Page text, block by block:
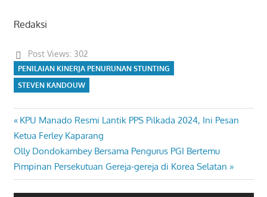
Redaksi
Post Views: 302
PENILAIAN KINERJA PENURUNAN STUNTING
STEVEN KANDOUW
Navigasi
pos
Previous
Post:
KPU Manado Resmi Lantik PPS Pilkada 2024, Ini Pesan
Ketua Ferley Kaparang
Next
Post:
Olly Dondokambey Bersama Pengurus PGI Bertemu
Pimpinan Persekutuan Gereja-gereja di Korea Selatan